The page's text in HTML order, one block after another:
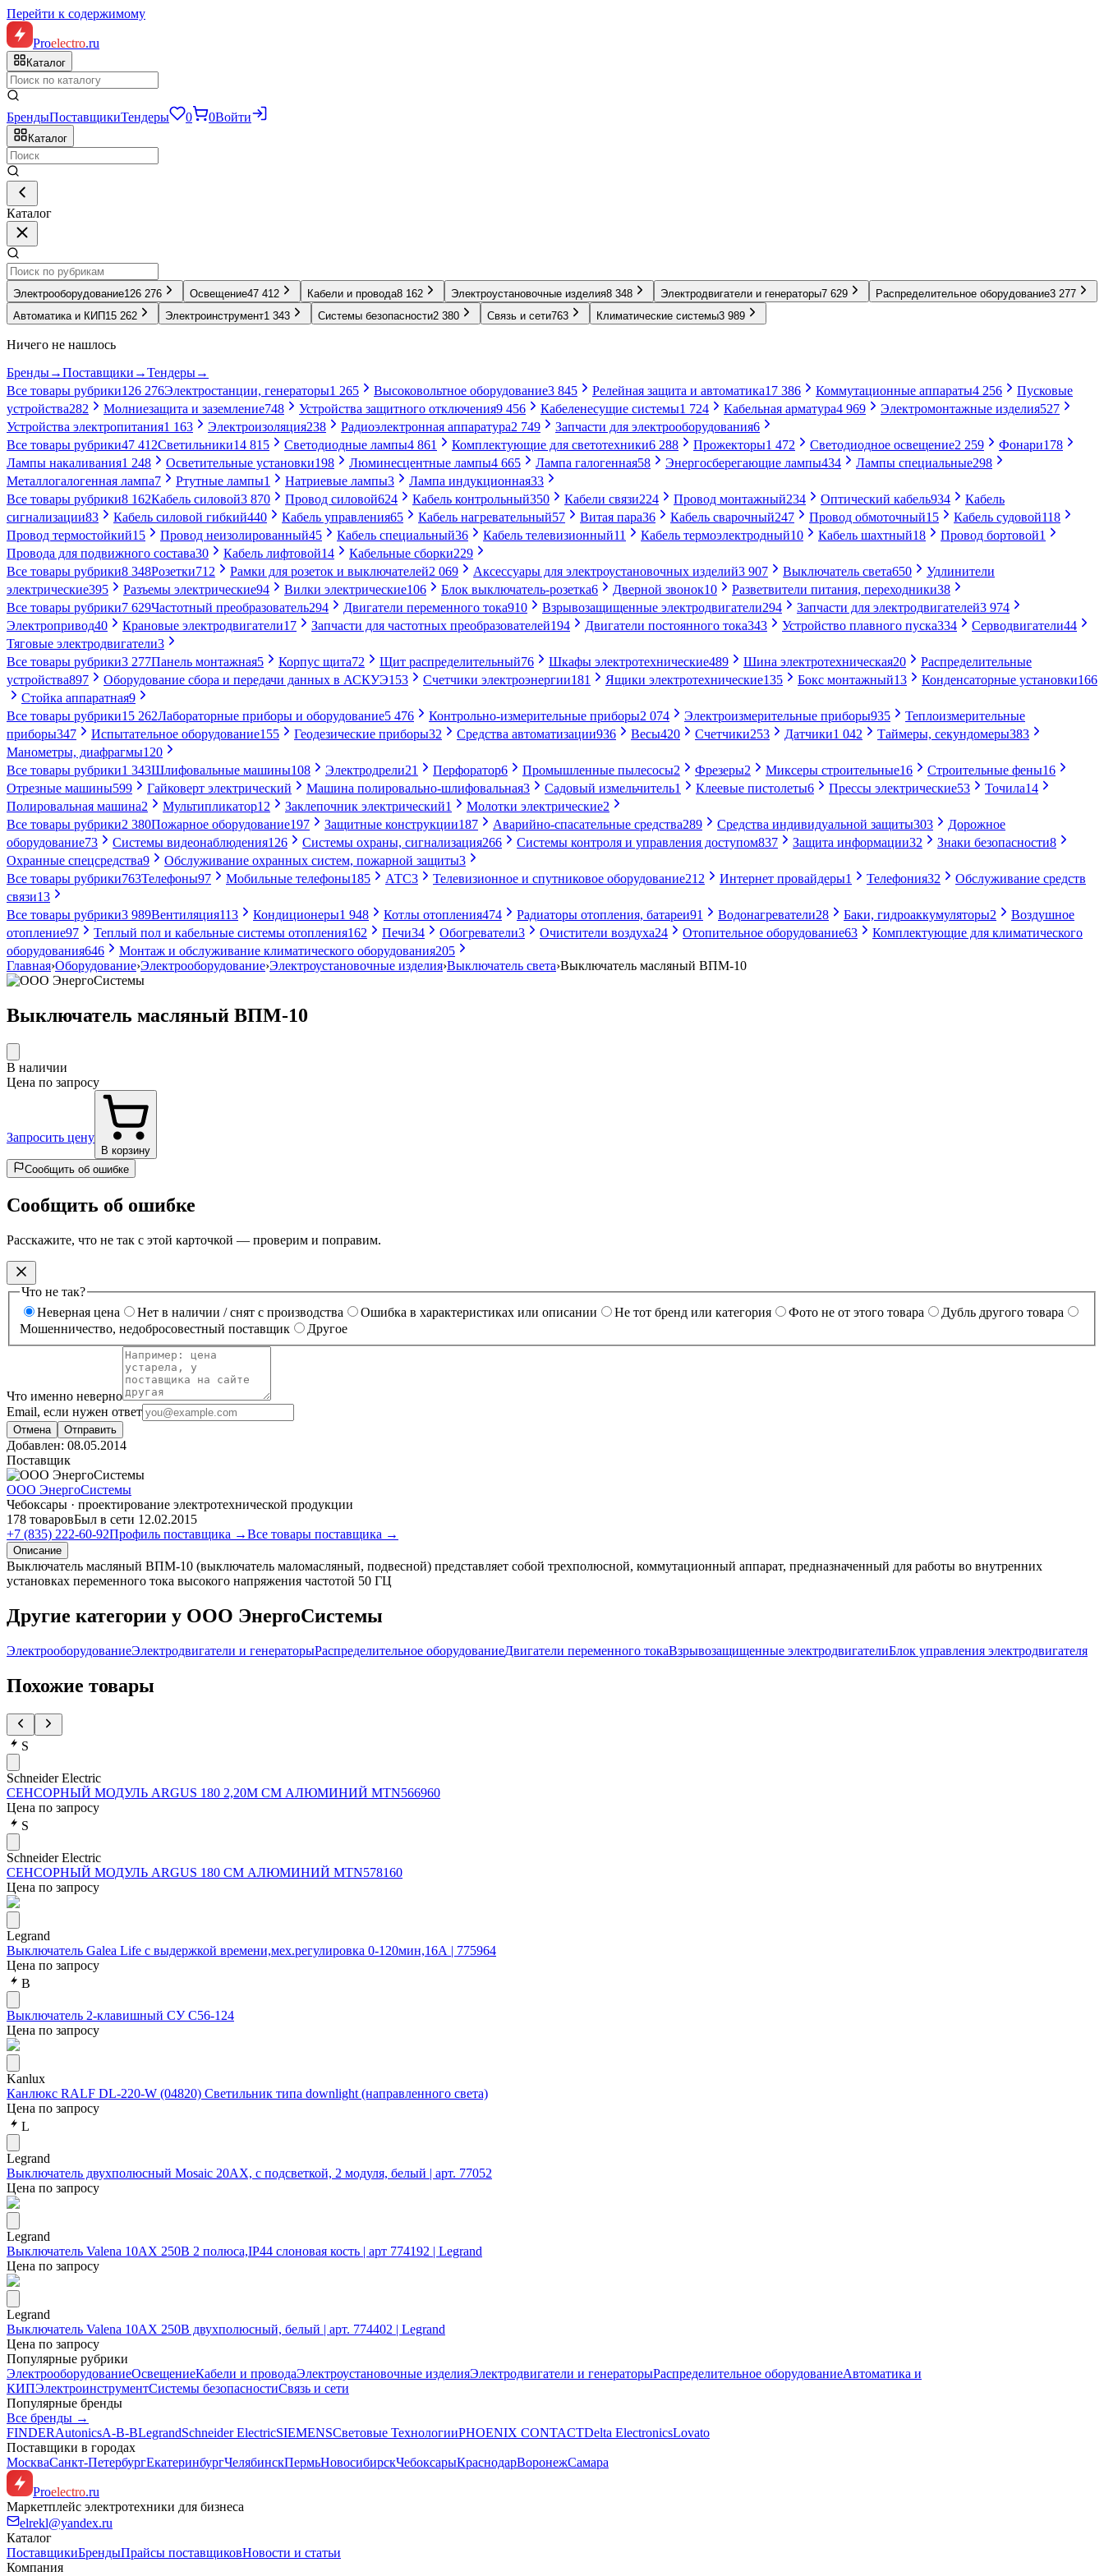
Перейти к содержимому
Proelectro.ru
Каталог
БрендыПоставщикиТендеры 0 0Войти
Каталог
Каталог
Электрооборудование126 276 Освещение47 412 Кабели и провода8 162 Электроустановочные изделия8 348 Электродвигатели и генераторы7 629 Распределительное оборудование3 277
Автоматика и КИП 15 262 Электроинструмент1 343 Системы безопасности2 380 Связь и сети763 Климатические системы3 989
Ничего не нашлось
Бренды→Поставщики →Тендеры→
Все товары рубрики126 276Электростанции, генераторы1 265 Высоковольтное оборудование3 845 Релейная защита и автоматика17 386 Коммутационные аппараты4 256
Пусковые
устройства282 Молниезащита и заземление748 Устройства защитного отключения9 456 Кабеленесущие системы1 724 Кабельная арматура4 969 Электромонтажные изделия527
Устройства электропитания1 163 Электроизоляция238 Радиоэлектронная аппаратура2 749 Запчасти для электрооборудования6
Все товары рубрики47 412Светильники14 815 Светодиодные лампы4 861 Комплектующие для светотехники6 288 Прожекторы1 472 Светодиодное освещение2 259 Фонари178
Лампы накаливания1 248 Осветительные установки198 Люминесцентные лампы4 665 Лампа галогенная58 Энергосберегающие лампы434 Лампы специальные298
Металлогалогенная лампа7 Ртутные лампы1 Натриевые лампы3 Лампа индукционная33
Все товары рубрики8 162Кабель силовой3 870 Провод силовой624 Кабель контрольный350 Кабели связи224 Провод монтажный234 Оптический кабель934
Кабель
сигнализации83 Кабель силовой гибкий440 Кабель управления65 Кабель нагревательный57 Витая пара36 Кабель сварочный247 Провод обмоточный15 Кабель судовой118
Провод термостойкий15 Провод неизолированный45 Кабель специальный36 Кабель телевизионный11 Кабель термоэлектродный10 Кабель шахтный18 Провод бортовой1
Провода для подвижного состава30 Кабель лифтовой14 Кабельные сборки229
Все товары рубрики8 348Розетки712 Рамки для розеток и выключателей2 069 Аксессуары для электроустановочных изделий3 907 Выключатель света650
Удлинители
электрические395 Разъемы электрические94 Вилки электрические106 Блок выключатель-розетка6 Дверной звонок10 Разветвители питания, переходники38
Все товары рубрики7 629Частотный преобразователь294 Двигатели переменного тока910 Взрывозащищенные электродвигатели294 Запчасти для электродвигателей3 974
Электропривод40 Крановые электродвигатели17 Запчасти для частотных преобразователей194 Двигатели постоянного тока343 Устройство плавного пуска334 Серводвигатели44
Тяговые электродвигатели3
Все товары рубрики3 277Панель монтажная5 Корпус щита72 Щит распределительный76 Шкафы электротехнические489 Шина электротехническая20
Распределительные
устройства897 Оборудование сбора и передачи данных в АСКУЭ153 Счетчики электроэнергии181 Ящики электротехнические135 Бокс монтажный13 Конденсаторные установки166
Стойка аппаратная9
Все товары рубрики15 262Лабораторные приборы и оборудование5 476 Контрольно-измерительные приборы2 074 Электроизмерительные приборы935
Теплоизмерительные
приборы347 Испытательное оборудование155 Геодезические приборы32 Средства автоматизации936 Весы420 Счетчики253 Датчики1 042 Таймеры, секундомеры383
Манометры, диафрагмы120
Все товары рубрики1 343Шлифовальные машины108 Электродрели21 Перфоратор6 Промышленные пылесосы2 Фрезеры2 Миксеры строительные16 Строительные фены16
Отрезные машины599 Гайковерт электрический Машина полировально-шлифовальная3 Садовый измельчитель1 Клеевые пистолеты6 Прессы электрические53 Точила14
Полировальная машина2 Мультипликатор12 Заклепочник электрический1 Молотки электрические2
Все товары рубрики2 380Пожарное оборудование197 Защитные конструкции187 Аварийно-спасательные средства289 Средства индивидуальной защиты303
Дорожное
оборудование73 Системы видеонаблюдения126 Системы охраны, сигнализация266 Системы контроля и управления доступом837 Защита информации32 Знаки безопасности8
Охранные спецсредства9 Обслуживание охранных систем, пожарной защиты3
Все товары рубрики763Телефоны97 Мобильные телефоны185 АТС3 Телевизионное и спутниковое оборудование212 Интернет провайдеры1 Телефония32
Обслуживание средств
связи13
Все товары рубрики3 989Вентиляция113 Кондиционеры1 948 Котлы отопления474 Радиаторы отопления, батареи91 Водонагреватели28 Баки, гидроаккумуляторы2
Воздушное
отопление97 Теплый пол и кабельные системы отопления162 Печи34 Обогреватели3 Очистители воздуха24 Отопительное оборудование63
Комплектующие для климатического
оборудования646 Монтаж и обслуживание климатического оборудования205
Главная›Оборудование›Электрооборудование›Электроустановочные изделия›Выключатель света›Выключатель масляный ВПМ-10
Выключатель масляный ВПМ-10
В наличии
Цена по запросу
Запросить цену
В корзину
Сообщить об ошибке
Сообщить об ошибке
Расскажите, что не так с этой карточкой — проверим и поправим.
Что не так?
Неверная цена
Нет в наличии / снят с производства Ошибка в характеристиках или описании Не тот бренд или категория Фото не от этого товара
Дубль другого товара
Мошенничество, недобросовестный поставщик
Другое
Что именно неверно
Email, если нужен ответ
Отмена Отправить
Добавлен: 08.05.2014
Поставщик
ООО ЭнергоСистемы
Чебоксары · проектирование электротехнической продукции
178 товаровБыл в сети 12.02.2015
+7 (835) 222-60-92Профиль поставщика →Все товары поставщика →
Описание
Выключатель масляный ВПМ-10 (выключатель маломасляный, подвесной) представляет собой трехполюсной, коммутационный аппарат, предназначенный для работы во внутренних
установках переменного тока высокого напряжения частотой 50 ГЦ
Другие категории у ООО ЭнергоСистемы
ЭлектрооборудованиеЭлектродвигатели и генераторыРаспределительное оборудованиеДвигатели переменного токаВзрывозащищенные электродвигателиБлок управления электродвигателя
Похожие товары
S
Schneider Electric
СЕНСОРНЫЙ МОДУЛЬ ARGUS 180 2,20М СМ АЛЮМИНИЙ MTN566960
Цена по запросу
S
Schneider Electric
СЕНСОРНЫЙ МОДУЛЬ ARGUS 180 СМ АЛЮМИНИЙ MTN578160
Цена по запросу
Legrand
Выключатель Galea Life с выдержкой времени,мех.регулировка 0-120мин,16А | 775964
Цена по запросу
В
Выключатель 2-клавишный СУ С56-124
Цена по запросу
Kanlux
Канлюкс RALF DL-220-W (04820) Светильник типа downlight (направленного света)
Цена по запросу
L
Legrand
Выключатель двухполюсный Mosaic 20АХ, с подсветкой, 2 модуля, белый | арт. 77052
Цена по запросу
Legrand
Выключатель Valena 10АХ 250В 2 полюса,IP44 слоновая кость | арт 774192 | Legrand
Цена по запросу
Legrand
Выключатель Valena 10АХ 250В двухполюсный, белый | арт. 774402 | Legrand
Цена по запросу
Популярные рубрики
ЭлектрооборудованиеОсвещениеКабели и проводаЭлектроустановочные изделияЭлектродвигатели и генераторыРаспределительное оборудованиеАвтоматика и
КИПЭлектроинструментСистемы безопасностиСвязь и сети
Популярные бренды
Все бренды →
FINDERAutonicsA-B-BLegrandSchneider ElectricSIEMENSСветовые ТехнологииPHOENIX CONTACTDelta ElectronicsLovato
Поставщики в городах
МоскваСанкт-ПетербургЕкатеринбургЧелябинскПермьНовосибирскЧебоксарыКраснодарВоронежСамара
Proelectro.ru
Маркетплейс электротехники для бизнеса
elrekl@yandex.ru
Каталог
ПоставщикиБрендыПрайсы поставщиковНовости и статьи
Компания